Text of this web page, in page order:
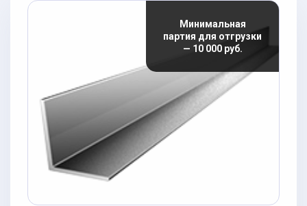
Минимальная
партия для отгрузки
— 10 000 руб.